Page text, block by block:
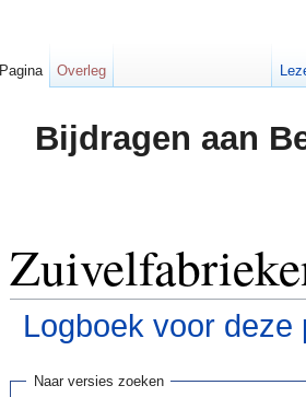
Bijdragen aan
Logboek voor deze
Naar versies zoeken
Pagina Overleg